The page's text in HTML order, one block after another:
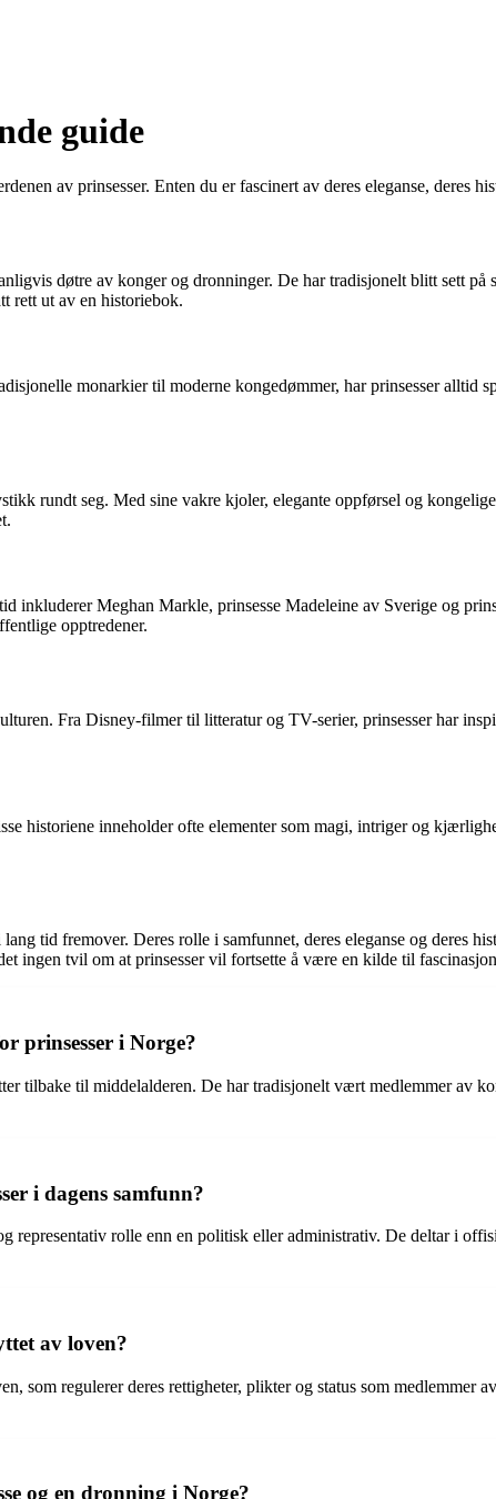
guide
av prinsesser. Enten du er fascinert av deres eleganse, deres
døtre av konger og dronninger. De har tradisjonelt blitt sett
rett ut av en historiebok.
monarkier til moderne kongedømmer, har prinsesser
rundt seg. Med sine vakre kjoler, elegante oppførsel og
inkluderer Meghan Markle, prinsesse Madeleine av Sverige og
opptredener.
Fra Disney-filmer til litteratur og TV-serier, prinsesser har
historiene inneholder ofte elementer som magi, intriger og
tid fremover. Deres rolle i samfunnet, deres eleganse og
ingen tvil om at prinsesser vil fortsette å være en kilde til
prinsesser i Norge?
tilbake til middelalderen. De har tradisjonelt vært medlemmer av
i dagens samfunn?
representativ rolle enn en politisk eller administrativ. De deltar i
av loven?
som regulerer deres rettigheter, plikter og status som
og en dronning i Norge?